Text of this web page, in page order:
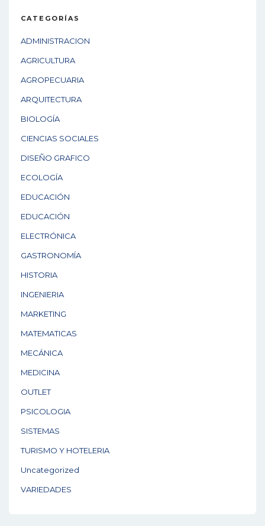
CATEGORÍAS
ADMINISTRACION
AGRICULTURA
AGROPECUARIA
ARQUITECTURA
BIOLOGÍA
CIENCIAS SOCIALES
DISEÑO GRAFICO
ECOLOGÍA
EDUCACIÓN
EDUCACIÓN
ELECTRÓNICA
GASTRONOMÍA
HISTORIA
INGENIERIA
MARKETING
MATEMATICAS
MECÁNICA
MEDICINA
OUTLET
PSICOLOGIA
SISTEMAS
TURISMO Y HOTELERIA
Uncategorized
VARIEDADES